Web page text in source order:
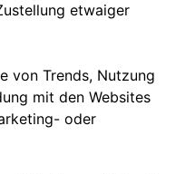
etwaiger
von Trends, Nutzung
mit den Websites
oder